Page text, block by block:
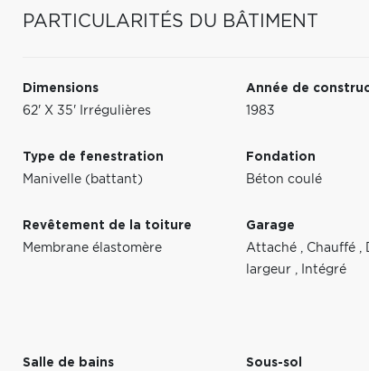
PARTICULARITÉS DU BÂTIMENT
Dimensions
62' X 35' Irrégulières
Année de
1983
Type de fenestration
Manivelle (battant)
Fondation
Béton coulé
Revêtement de la toiture
Membrane élastomère
Garage
Attaché , Chauffé ,
largeur , Intégré
Salle de bains
Sous-sol